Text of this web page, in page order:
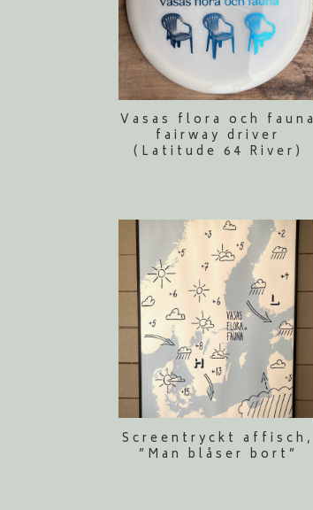
Vasas flora och fauna
fairway driver
(Latitude 64 River)
Screentryckt affisch,
”Man blåser bort”